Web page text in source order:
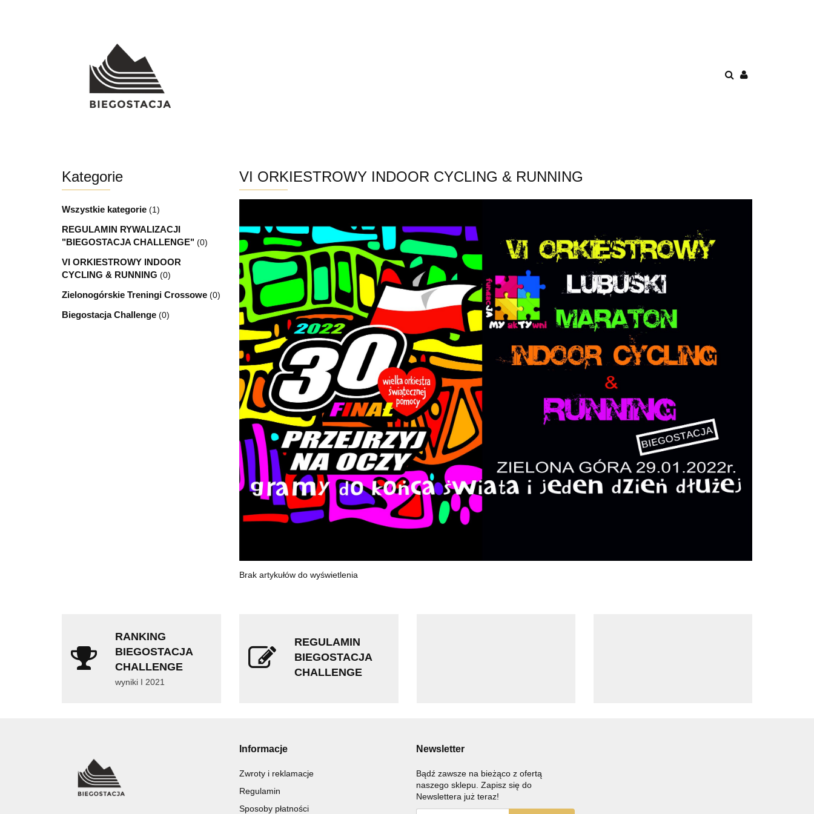
Kategorie
Wszystkie kategorie (1)
REGULAMIN RYWALIZACJI
"BIEGOSTACJA CHALLENGE" (0)
VI ORKIESTROWY INDOOR
CYCLING & RUNNING (0)
Zielonogórskie Treningi Crossowe (0)
Biegostacja Challenge (0)
VI ORKIESTROWY INDOOR CYCLING & RUNNING
Brak artykułów do wyświetlenia
RANKING
BIEGOSTACJA
CHALLENGE
wyniki I 2021
REGULAMIN
BIEGOSTACJA
CHALLENGE
Informacje
Zwroty i reklamacje
Regulamin
Sposoby płatności
Newsletter
Bądź zawsze na bieżąco z ofertą
naszego sklepu. Zapisz się do
Newslettera już teraz!